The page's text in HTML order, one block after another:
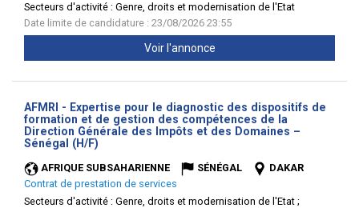
Secteurs d'activité : Genre, droits et modernisation de l'Etat
Date limite de candidature : 23/08/2026 23:55
Voir l'annonce
AFMRI - Expertise pour le diagnostic des dispositifs de
formation et de gestion des compétences de la
Direction Générale des Impôts et des Domaines –
Sénégal (H/F)
AFRIQUE SUBSAHARIENNE SÉNÉGAL
DAKAR
Contrat de prestation de services
Secteurs d'activité : Genre, droits et modernisation de l'Etat ;